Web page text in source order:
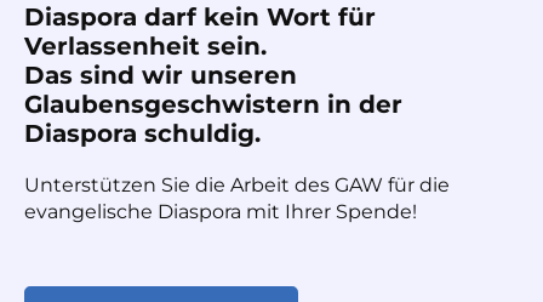
Diaspora darf kein Wort für
Verlassenheit sein.
Das sind wir unseren
Glaubensgeschwistern in der
Diaspora schuldig.
Unterstützen Sie die Arbeit des GAW für die
evangelische Diaspora mit Ihrer Spende!